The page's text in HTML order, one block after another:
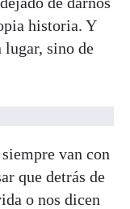
historia. Y
lugar, sino de
van con
que detrás de
o nos dicen